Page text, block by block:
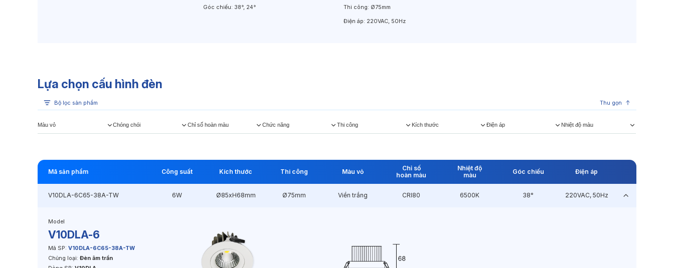
Góc chiếu: 38°, 24° Thi công: Ø75mm
Điện áp: 220VAC, 50Hz
Lựa chọn cấu hình đèn
Bộ lọc sản phẩm Thu gọn
Màu vỏ Chóng chói Chỉ số hoàn màu Chức năng Thi công Kích thước Điện áp Nhiệt độ màu
Mã sản phẩm Công suất Kích thước Thi công Màu vỏ
Chỉ số
hoàn màu
Nhiệt độ
màu
Góc chiếu Điện áp
V10DLA-6C65-38A-TW 6W Ø85xH68mm Ø75mm Viền trắng CRI80 6500K 38° 220VAC, 50Hz
Model
V10DLA-6
Mã SP: V10DLA-6C65-38A-TW
Chủng loại: Đèn âm trần